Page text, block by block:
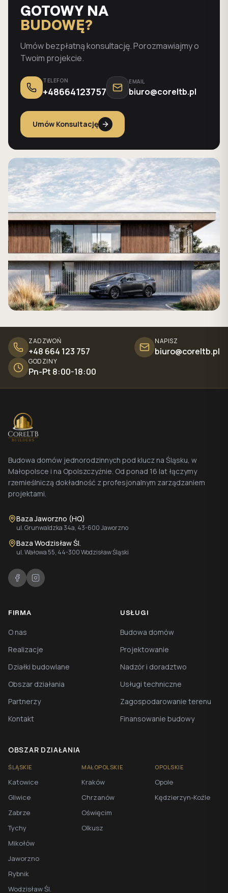
GOTOWY NA
BUDOWĘ?
Umów bezpłatną konsultację. Porozmawiajmy o
Twoim projekcie.
TELEFON
+48664123757
EMAIL
biuro@coreltb.pl
Umów Konsultację
ZADZWOŃ
+48 664 123 757
NAPISZ
biuro@coreltb.pl
GODZINY
Pn-Pt 8:00-18:00
Budowa domów jednorodzinnych pod klucz na Śląsku, w
Małopolsce i na Opolszczyźnie. Od ponad 16 lat łączymy
rzemieślniczą dokładność z profesjonalnym zarządzaniem
projektami.
Baza Jaworzno (HQ)
ul. Grunwaldzka 34a, 43-600 Jaworzno
Baza Wodzisław Śl.
ul. Wałowa 55, 44-300 Wodzisław Śląski
FIRMA
O nas
Realizacje
Działki budowlane
Obszar działania
Partnerzy
Kontakt
USŁUGI
Budowa domów
Projektowanie
Nadzór i doradztwo
Usługi techniczne
Zagospodarowanie terenu
Finansowanie budowy
OBSZAR DZIAŁANIA
ŚLĄSKIE
Katowice
Gliwice
Zabrze
Tychy
Mikołów
Jaworzno
Rybnik
Wodzisław Śl.
MAŁOPOLSKIE
Kraków
Chrzanów
Oświęcim
Olkusz
OPOLSKIE
Opole
Kędzierzyn-Koźle